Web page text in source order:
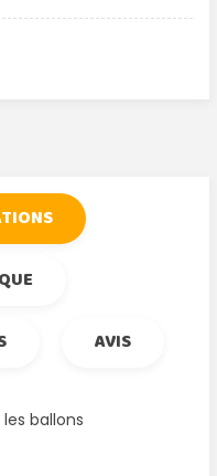
AVIS
ballons